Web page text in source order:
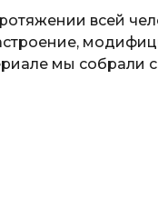
всей
мы собрали